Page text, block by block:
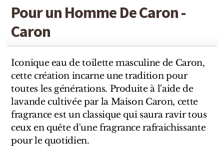
Pour un Homme De Caron -
Caron
Iconique eau de toilette masculine de Caron,
cette création incarne une tradition pour
toutes les générations. Produite à l'aide de
lavande cultivée par la Maison Caron, cette
fragrance est un classique qui saura ravir tous
ceux en quête d'une fragrance rafraichissante
pour le quotidien.
Isabey
Isabelle Burdel
Maitre Parfumeur et Gantier
Parfum d'Empire
Stéphane Humbert Lucas
The Different Company
Perris Monte-carlo